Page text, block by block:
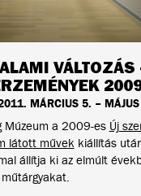
VÁLTOZÁS
MÁRCIUS 5. –
Múzeum a 2009-es Új
látott művek kiállítás
állítja ki az elmúlt